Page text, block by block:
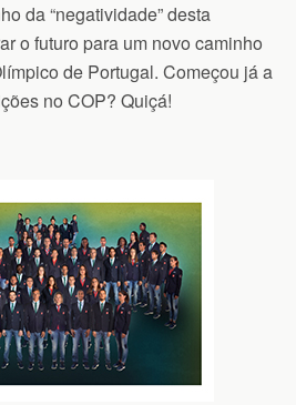
da “negatividade” desta
o futuro para um novo caminho
de Portugal. Começou já a
no COP? Quiçá!